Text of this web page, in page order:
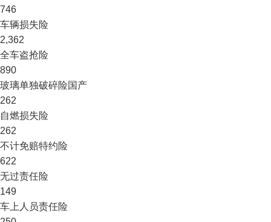
746
车辆损失险
2,362
全车盗抢险
890
玻璃单独破碎险国产
262
自燃损失险
262
不计免赔特约险
622
无过责任险
149
车上人员责任险